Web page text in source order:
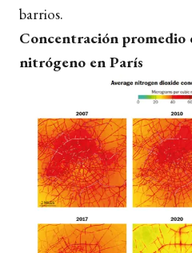
barrios.
Concentración promedio
nitrógeno en París